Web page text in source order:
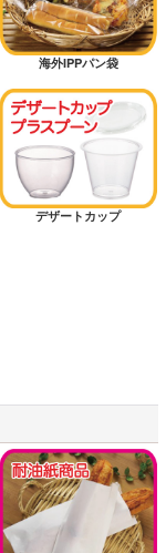
海外IPPパン袋
デザートカップ